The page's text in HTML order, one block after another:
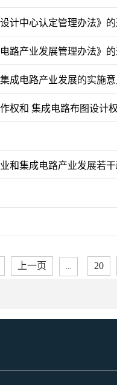
计中心认定管理办法》
路产业发展管理办法》
成电路产业发展的实施
权和 集成电路布图设计
和集成电路产业发展若
上一页 ... 20